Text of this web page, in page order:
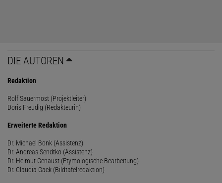
DIE AUTOREN
Redaktion
Rolf Sauermost (Projektleiter)
Doris Freudig (Redakteurin)
Erweiterte Redaktion
Dr. Michael Bonk (Assistenz)
Dr. Andreas Sendtko (Assistenz)
Dr. Helmut Genaust (Etymologische Bearbeitung)
Dr. Claudia Gack (Bildtafelredaktion)